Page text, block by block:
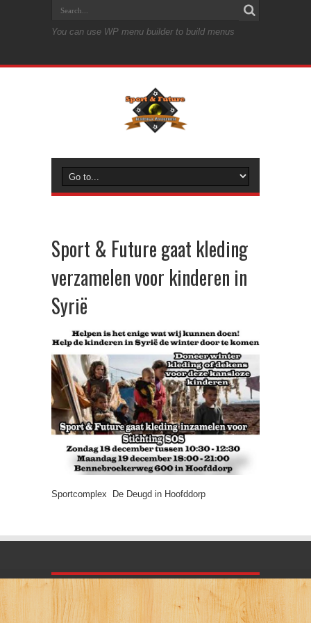
You can use WP menu builder to build menus
Sport & Future gaat kleding
verzamelen voor kinderen in
Syrië
Sportcomplex De Deugd in Hoofddorp